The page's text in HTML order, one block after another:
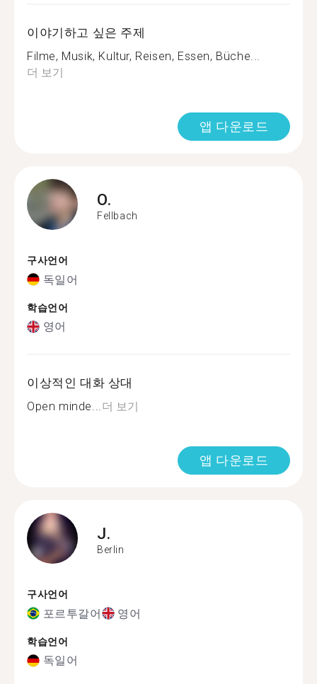
이야기하고 싶은 주제
Filme, Musik, Kultur, Reisen, Essen, Büche...
더 보기
앱 다운로드
O.
Fellbach
구사언어
독일어
학습언어
영어
이상적인 대화 상대
Open minde...더 보기
앱 다운로드
J.
Berlin
구사언어
포르투갈어 영어
학습언어
독일어